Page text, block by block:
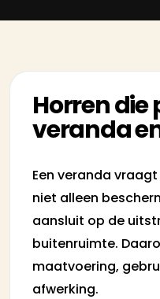
Horren die
veranda
Een veranda
niet alleen
aansluit op de
buitenruimte.
maatvoering,
afwerking.